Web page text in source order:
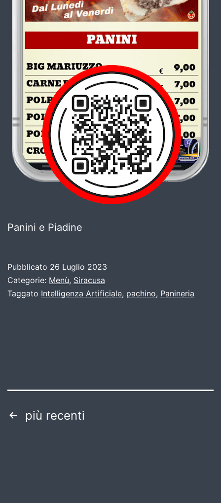
Panini e Piadine
Pubblicato 26 Luglio 2023
Categorie: Menù, Siracusa
Taggato Intelligenza Artificiale, pachino, Panineria
Paginazione
più recenti